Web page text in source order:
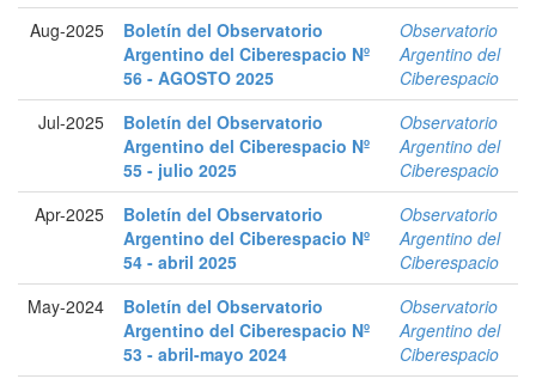
Aug-2025
Boletín del Observatorio
Argentino del Ciberespacio Nº
56 - AGOSTO 2025
Observatorio
Argentino del
Ciberespacio
Jul-2025
Boletín del Observatorio
Argentino del Ciberespacio Nº
55 - julio 2025
Observatorio
Argentino del
Ciberespacio
Apr-2025
Boletín del Observatorio
Argentino del Ciberespacio Nº
54 - abril 2025
Observatorio
Argentino del
Ciberespacio
May-2024
Boletín del Observatorio
Argentino del Ciberespacio Nº
53 - abril-mayo 2024
Observatorio
Argentino del
Ciberespacio